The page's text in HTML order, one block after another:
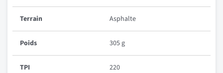
Terrain Asphalte
Poids 305 g
TPI 220